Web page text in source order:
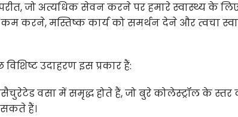
जो अत्यधिक सेवन करने पर हमारे स्वास्थ्य के
करने, मस्तिष्क कार्य को समर्थन देने और त्वचा
उदाहरण इस प्रकार हैं:
वसा में समृद्ध होते हैं, जो बुरे कोलेस्ट्रॉल के
हैं।